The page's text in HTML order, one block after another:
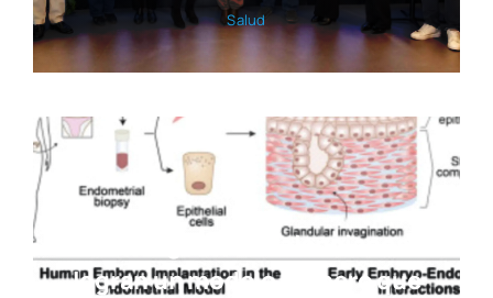
Salud
Investigadores valencianos
logran un modelo pionero que